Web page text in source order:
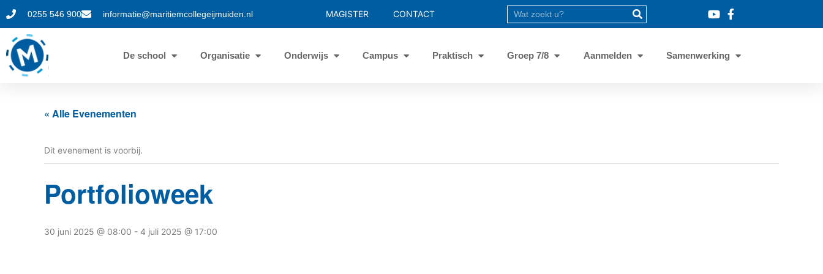
0255 546 900 informatie@maritiemcollegeijmuiden.nl MAGISTER CONTACT
De school Organisatie Onderwijs Campus Praktisch Groep 7/8 Aanmelden Samenwerking
« Alle Evenementen
Dit evenement is voorbij.
Portfolioweek
30 juni 2025 @ 08:00 - 4 juli 2025 @ 17:00